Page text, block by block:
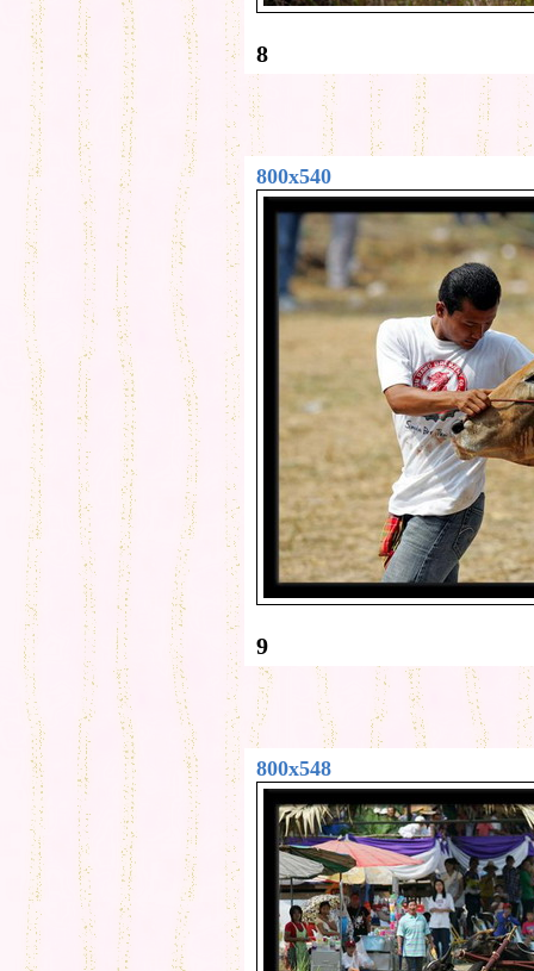
8
800x540
9
800x548